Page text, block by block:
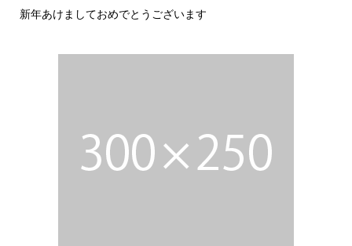
新年あけましておめでとうございます